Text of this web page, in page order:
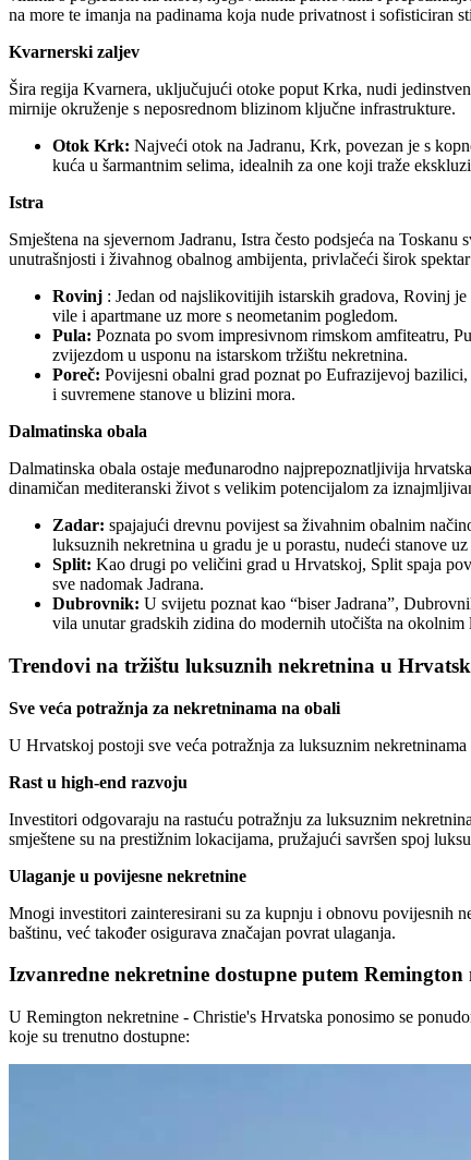
na more te imanja na padinama koja nude privatnost i sofisticiran
Kvarnerski zaljev
Šira regija Kvarnera, uključujući otoke poput Krka, nudi
mirnije okruženje s neposrednom blizinom ključne infrastrukture.
Otok Krk: Najveći otok na Jadranu, Krk, povezan je s
kuća u šarmantnim selima, idealnih za one koji traže
Istra
Smještena na sjevernom Jadranu, Istra često podsjeća na
unutrašnjosti i živahnog obalnog ambijenta, privlačeći širok
Rovinj : Jedan od najslikovitijih istarskih gradova, Rovinj
vile i apartmane uz more s neometanim pogledom.
Pula: Poznata po svom impresivnom rimskom amfiteatru,
zvijezdom u usponu na istarskom tržištu nekretnina.
Poreč: Povijesni obalni grad poznat po Eufrazijevoj
i suvremene stanove u blizini mora.
Dalmatinska obala
Dalmatinska obala ostaje međunarodno najprepoznatljivija
dinamičan mediteranski život s velikim potencijalom za
Zadar: spajajući drevnu povijest sa živahnim obalnim
luksuznih nekretnina u gradu je u porastu, nudeći stanove
Split: Kao drugi po veličini grad u Hrvatskoj, Split spaja
sve nadomak Jadrana.
Dubrovnik: U svijetu poznat kao “biser Jadrana”,
vila unutar gradskih zidina do modernih utočišta na okolnim
Trendovi na tržištu luksuznih nekretnina u
Sve veća potražnja za nekretninama na obali
U Hrvatskoj postoji sve veća potražnja za luksuznim
Rast u high-end razvoju
Investitori odgovaraju na rastuću potražnju za luksuznim
smještene su na prestižnim lokacijama, pružajući savršen spoj
Ulaganje u povijesne nekretnine
Mnogi investitori zainteresirani su za kupnju i obnovu povijesnih
baštinu, već također osigurava značajan povrat ulaganja.
Izvanredne nekretnine dostupne putem
U Remington nekretnine - Christie's Hrvatska ponosimo se
koje su trenutno dostupne: